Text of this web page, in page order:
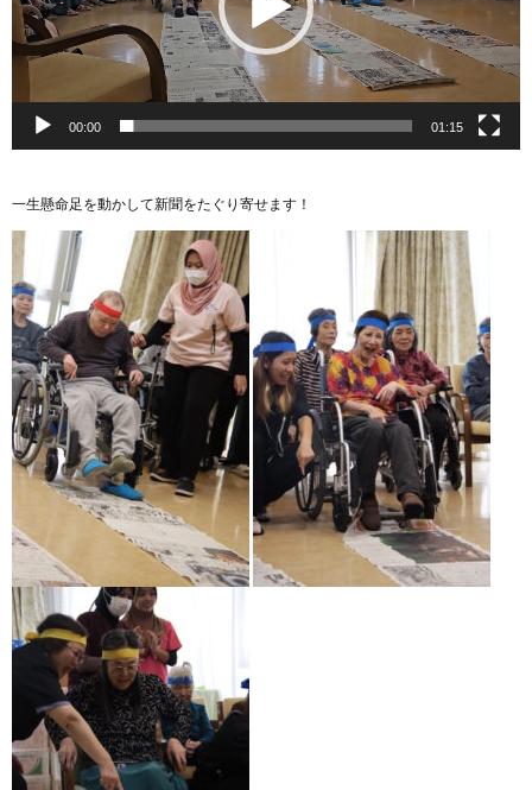
00:00 01:15
一生懸命足を動かして新聞をたぐり寄せます！